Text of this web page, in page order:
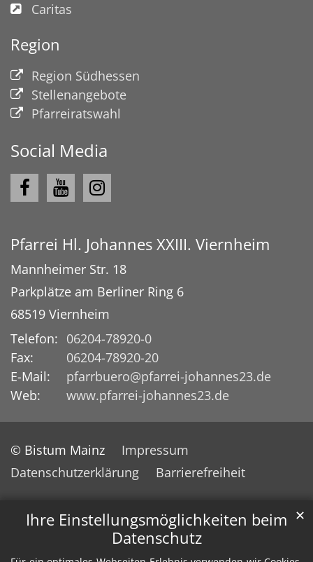
Ihre Einstellungsmöglichkeiten beim
Datenschutz
✕
Caritas
Region
Region Südhessen
Stellenangebote
Pfarreiratswahl
Social Media
Pfarrei Hl. Johannes XXIII. Viernheim
Mannheimer Str. 18
Parkplätze am Berliner Ring 6
68519 Viernheim
Telefon: 06204-78920-0
Fax:
06204-78920-20
E-Mail:
pfarrbuero@pfarrei-johannes23.de
Web:
www.pfarrei-johannes23.de
© Bistum Mainz
Impressum
Datenschutzerklärung
Barrierefreiheit